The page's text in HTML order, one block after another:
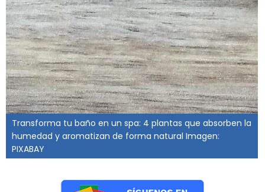
Transforma tu baño en un spa: 4 plantas que absorben la
humedad y aromatizan de forma natural Imagen:
PIXABAY